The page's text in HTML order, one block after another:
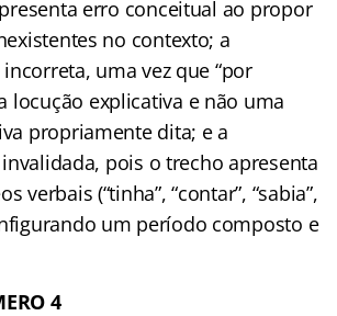
erro conceitual ao propor
no contexto; a
uma vez que “por
locução explicativa e não uma
propriamente dita; e a
pois o trecho apresenta
verbais (“tinha”, “contar”, “sabia”,
um período composto e
4